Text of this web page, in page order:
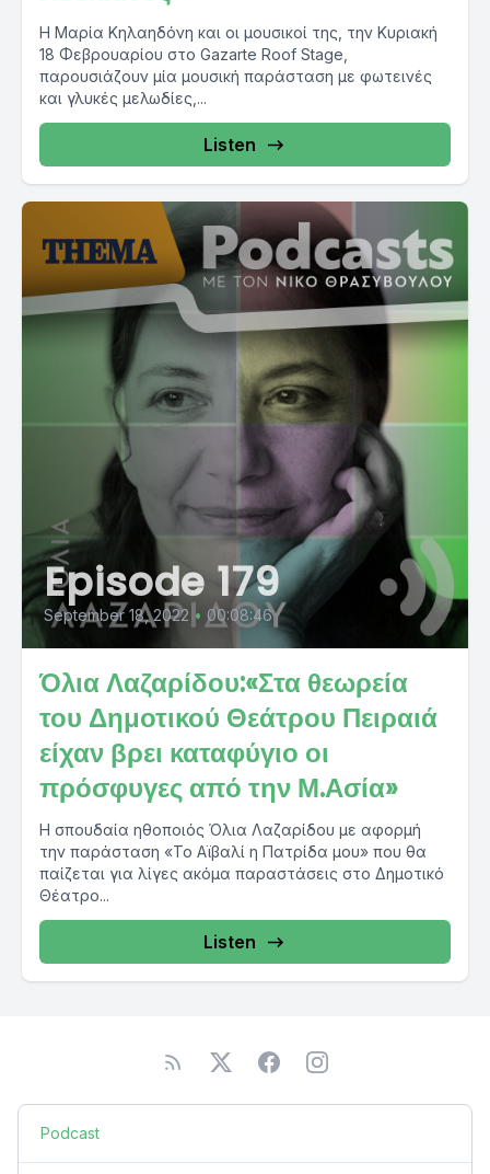
Η Μαρία Κηλαηδόνη και οι μουσικοί της, την Κυριακή
18 Φεβρουαρίου στο Gazarte Roof Stage,
παρουσιάζουν μία μουσική παράσταση με φωτεινές
και γλυκές μελωδίες,...
Listen
Episode 179
September 18, 2022 • 00:08:46
Όλια Λαζαρίδου:«Στα θεωρεία
του Δημοτικού Θεάτρου Πειραιά
είχαν βρει καταφύγιο οι
πρόσφυγες από την Μ.Ασία»
Η σπουδαία ηθοποιός Όλια Λαζαρίδου με αφορμή
την παράσταση «Το Αϊβαλί η Πατρίδα μου» που θα
παίζεται για λίγες ακόμα παραστάσεις στο Δημοτικό
Θέατρο...
Listen
Podcast